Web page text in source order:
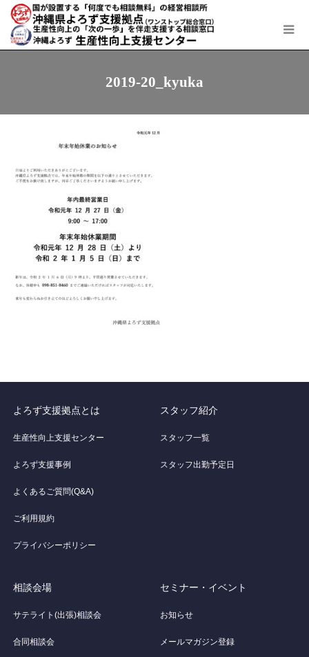
2019-20_kyuka
よろず支援拠点とは
生産性向上支援センター
よろず支援事例
よくあるご質問(Q&A)
ご利用規約
プライバシーポリシー
スタッフ紹介
スタッフ一覧
スタッフ出勤予定日
相談会場
サテライト(出張)相談会
合同相談会
セミナー・イベント
お知らせ
メールマガジン登録